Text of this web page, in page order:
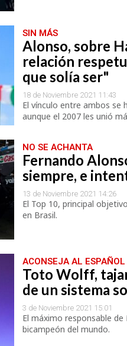
SIN MÁS
Alonso, sobre
relación
que solía ser"
18 de Noviembre 2021 11:43
El vínculo entre ambos se
aunque el 2007 les unió
NO SE ACHANTA
Fernando
siempre, e
13 de Noviembre 2021 14:26
El Top 10, principal
en Brasil.
ACONSEJA AL ESPAÑOL
Toto Wolff,
de un sistema
3 de Noviembre 2021 15:01
El máximo responsable
bicampeón del mundo.